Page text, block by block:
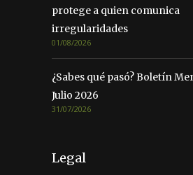
protege a quien comunica
irregularidades
01/08/2026
¿Sabes qué pasó? Boletín
Julio 2026
31/07/2026
Legal